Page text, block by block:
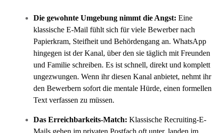
Die gewohnte Umgebung nimmt die Angst: Eine
klassische E-Mail fühlt sich für viele Bewerber nach
Papierkram, Steifheit und Behördengang an. WhatsApp
hingegen ist der Kanal, über den sie täglich mit Freunden
und Familie schreiben. Es ist schnell, direkt und komplett
ungezwungen. Wenn ihr diesen Kanal anbietet, nehmt ihr
den Bewerbern sofort die mentale Hürde, einen formellen
Text verfassen zu müssen.
Das Erreichbarkeits-Match: Klassische Recruiting-E-
Mails gehen im privaten Postfach oft unter, landen im